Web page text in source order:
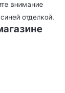
внимание
отделкой.